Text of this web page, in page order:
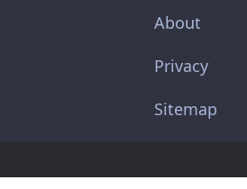
About
Privacy
Sitemap